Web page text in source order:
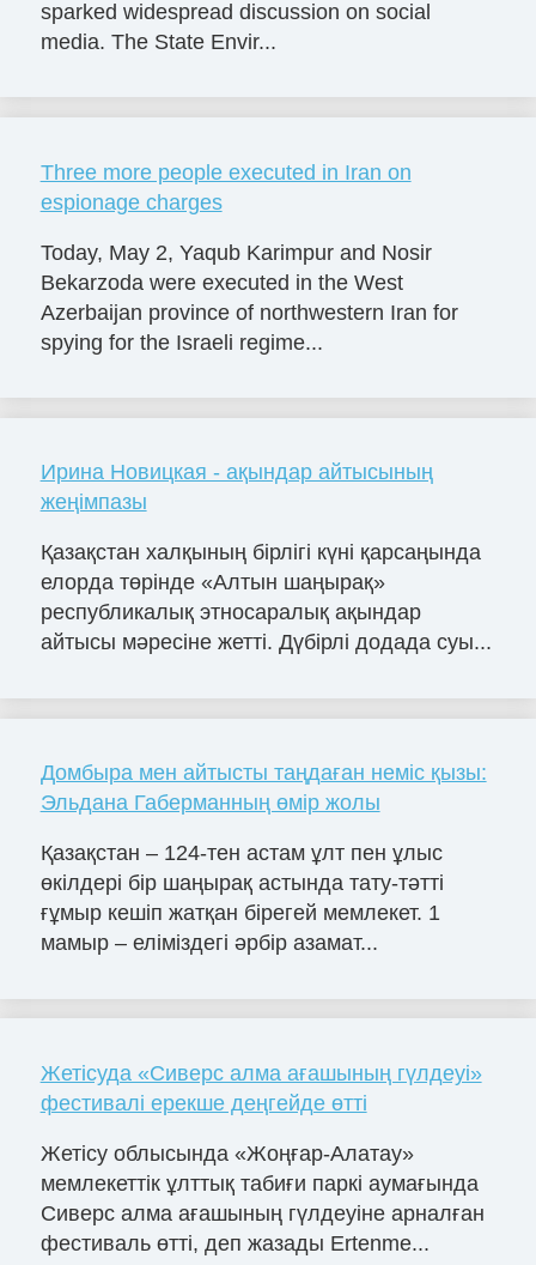
sparked widespread discussion on social
media. The State Envir...
Three more people executed in Iran on
espionage charges
Today, May 2, Yaqub Karimpur and Nosir
Bekarzoda were executed in the West
Azerbaijan province of northwestern Iran for
spying for the Israeli regime...
Ирина Новицкая - ақындар айтысының
жеңімпазы
Қазақстан халқының бірлігі күні қарсаңында
елорда төрінде «Алтын шаңырақ»
республикалық этносаралық ақындар
айтысы мәресіне жетті. Дүбірлі додада суы...
Домбыра мен айтысты таңдаған неміс қызы:
Эльдана Габерманның өмір жолы
Қазақстан – 124-тен астам ұлт пен ұлыс
өкілдері бір шаңырақ астында тату-тәтті
ғұмыр кешіп жатқан бірегей мемлекет. 1
мамыр – еліміздегі әрбір азамат...
Жетісуда «Сиверс алма ағашының гүлдеуі»
фестивалі ерекше деңгейде өтті
Жетісу облысында «Жоңғар-Алатау»
мемлекеттік ұлттық табиғи паркі аумағында
Сиверс алма ағашының гүлдеуіне арналған
фестиваль өтті, деп жазады Ertenme...